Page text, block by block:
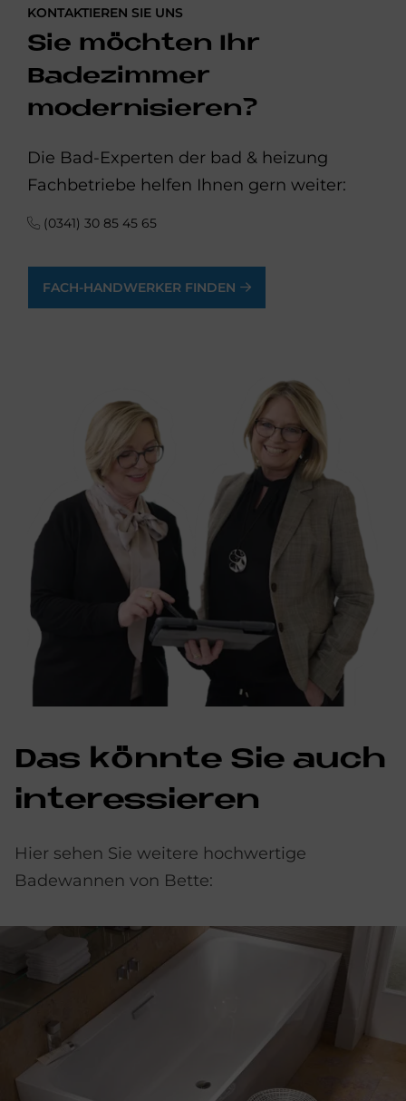
KONTAKTIEREN SIE UNS
Sie möchten Ihr
Badezimmer
modernisieren?
Die Bad-Experten der bad & heizung
Fachbetriebe helfen Ihnen gern weiter:
(0341) 30 85 45 65
FACH-HANDWERKER FINDEN
Das könn­te Sie auch
in­ter­es­sie­ren
Hier sehen Sie weitere hochwertige
Badewannen von Bette: